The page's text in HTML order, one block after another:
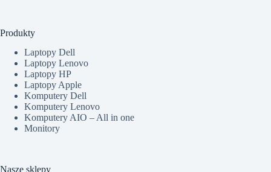
Produkty
Laptopy Dell
Laptopy Lenovo
Laptopy HP
Laptopy Apple
Komputery Dell
Komputery Lenovo
Komputery AIO – All in one
Monitory
Nasze sklepy